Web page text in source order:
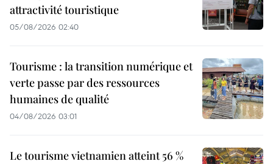
attractivité touristique
05/08/2026 02:40
Tourisme : la transition numérique et
verte passe par des ressources
humaines de qualité
04/08/2026 03:01
Le tourisme vietnamien atteint 56 %